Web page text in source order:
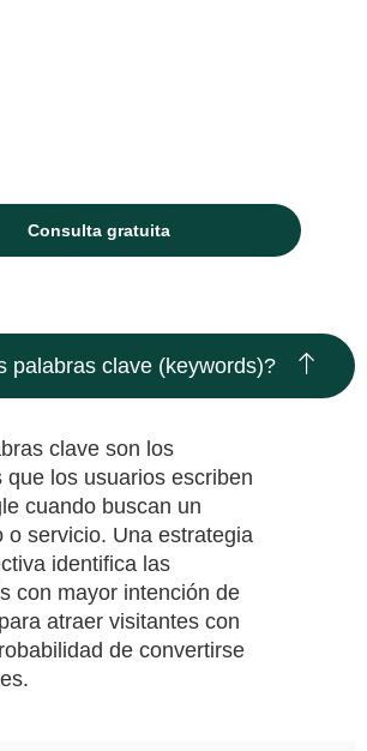
Consulta gratuita
palabras clave (keywords)?
clave son los
que los usuarios escriben
cuando buscan un
o servicio. Una estrategia
identifica las
con mayor intención de
atraer visitantes con
de convertirse